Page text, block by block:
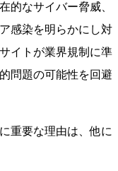
的なサイバー脅威、
感染を明らかにし対
イトが業界規制に準
問題の可能性を回避
重要な理由は、他に